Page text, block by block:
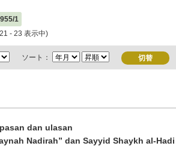
1
- 23 表示中)
ソート：
dan ulasan
Nadirah” dan Sayyid Shaykh al-Hadi